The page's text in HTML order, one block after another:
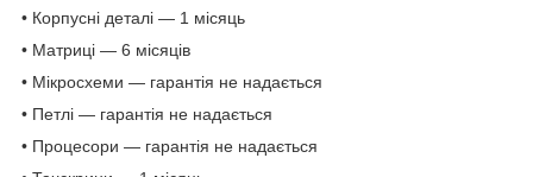
• Корпусні деталі — 1 місяць
• Матриці — 6 місяців
• Мікросхеми — гарантія не надається
• Петлі — гарантія не надається
• Процесори — гарантія не надається